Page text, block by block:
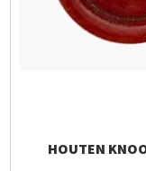
HOUTEN